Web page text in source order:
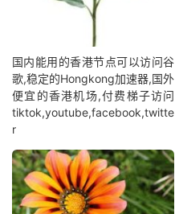
国内能用的香港节点可以访问谷
歌,稳定的Hongkong加速器,国外
便宜的香港机场,付费梯子访问
tiktok,youtube,facebook,twitte
r